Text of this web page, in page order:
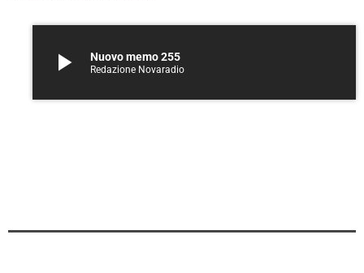
play_arrow Nuovo memo 255
Redazione Novaradio